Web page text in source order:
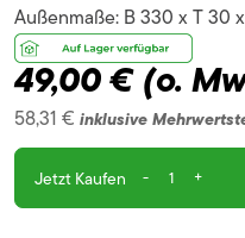
Außenmaße: B 330 x T 30
49,00 €(o.
58,31 € inklusive
Jetzt Kaufen - +